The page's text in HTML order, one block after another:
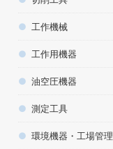
工作機械
工作用機器
油空圧機器
測定工具
環境機器・工場管理